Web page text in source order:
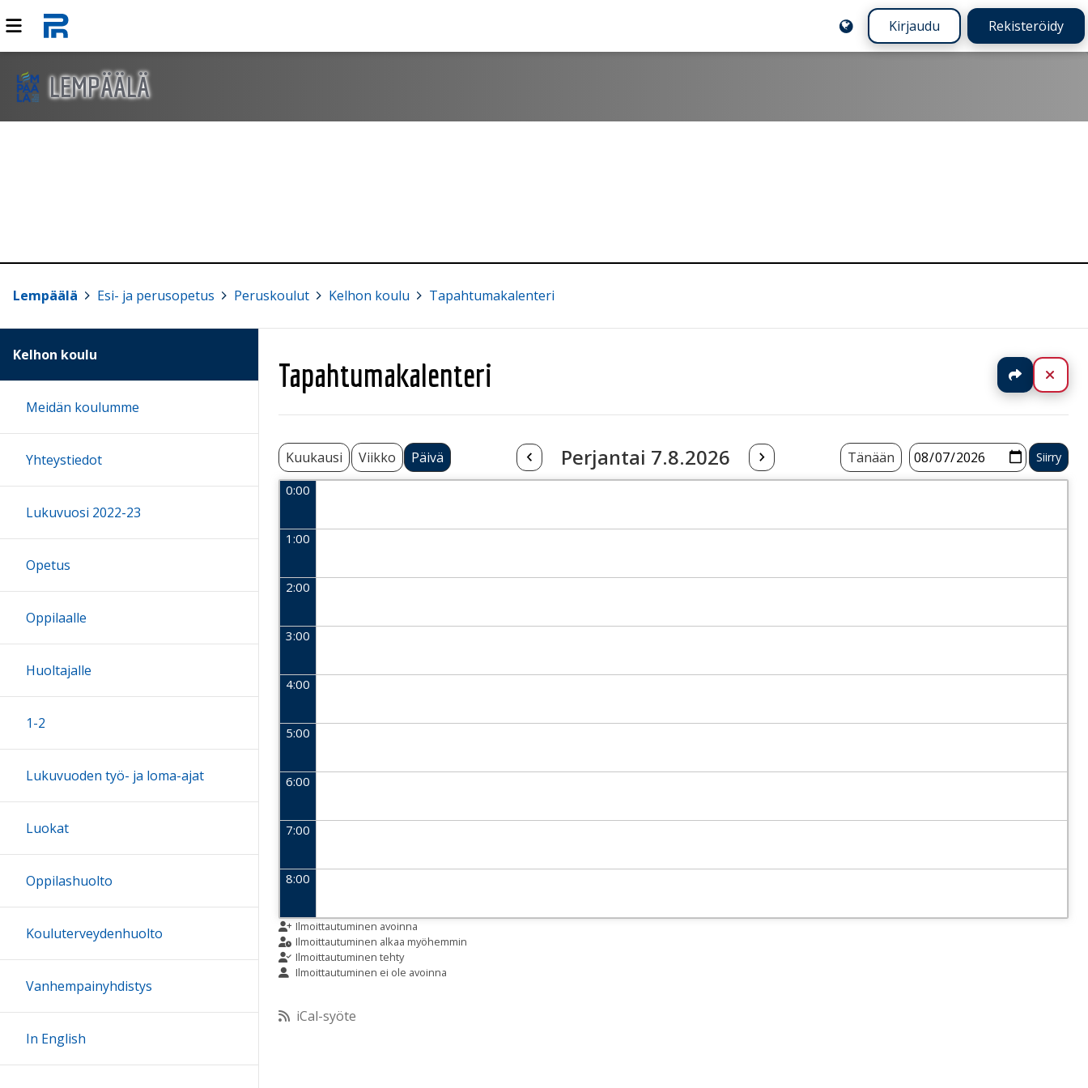
Kirjaudu Rekisteröidy
LEMPÄÄLÄ
Lempäälä Esi- ja perusopetus Peruskoulut Kelhon koulu Tapahtumakalenteri
Tapahtumakalenteri Jaa
Kuukausi Viikko Päivä Perjantai 7.8.2026 Tänään
0:00
1:00
2:00
3:00
4:00
5:00
6:00
7:00
8:00
9:00
10:00
11:00
Ilmoittautuminen avoinna
Ilmoittautuminen alkaa myöhemmin
Ilmoittautuminen tehty
Ilmoittautuminen ei ole avoinna
iCal-syöte
Kelhon koulu
Meidän koulumme
Yhteystiedot
Lukuvuosi 2022-23
Opetus
Oppilaalle
Huoltajalle
1-2
Lukuvuoden työ- ja loma-ajat
Luokat
Oppilashuolto
Kouluterveydenhuolto
Vanhempainyhdistys
In English